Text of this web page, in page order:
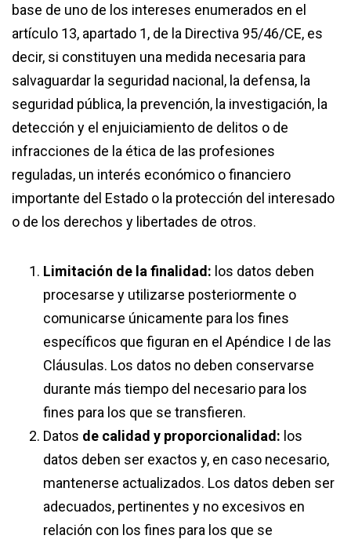
base de uno de los intereses enumerados en el
artículo 13, apartado 1, de la Directiva 95/46/CE, es
decir, si constituyen una medida necesaria para
salvaguardar la seguridad nacional, la defensa, la
seguridad pública, la prevención, la investigación, la
detección y el enjuiciamiento de delitos o de
infracciones de la ética de las profesiones
reguladas, un interés económico o financiero
importante del Estado o la protección del interesado
o de los derechos y libertades de otros.
Limitación de la finalidad: ​ los datos deben
procesarse y utilizarse posteriormente o
comunicarse únicamente para los fines
específicos que figuran en el Apéndice I de las
Cláusulas. Los datos no deben conservarse
durante más tiempo del necesario para los
fines para los que se transfieren.
Datos de calidad y proporcionalidad: ​ los
datos deben ser exactos y, en caso necesario,
mantenerse actualizados. Los datos deben ser
adecuados, pertinentes y no excesivos en
relación con los fines para los que se